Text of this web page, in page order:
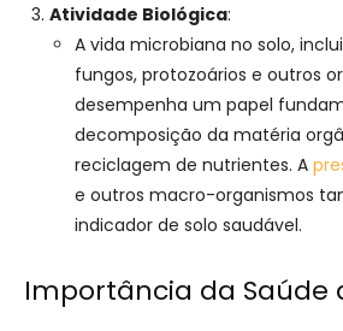
Atividade Biológica:
A vida microbiana no solo,
fungos, protozoários e outros
desempenha um papel
decomposição da matéria
reciclagem de nutrientes. A
e outros macro-organismos
indicador de solo saudável.
Importância da Saúde